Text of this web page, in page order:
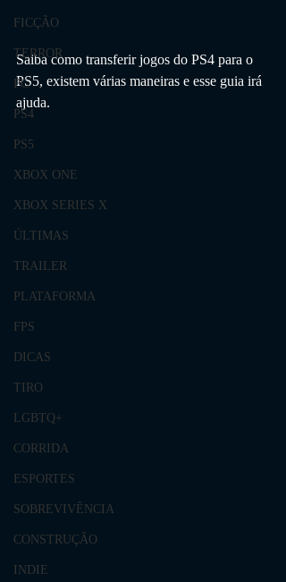
FICÇÃO
TERROR
PC
PS4
PS5
XBOX ONE
XBOX SERIES X
ÚLTIMAS
TRAILER
PLATAFORMA
FPS
DICAS
TIRO
LGBTQ+
CORRIDA
ESPORTES
SOBREVIVÊNCIA
CONSTRUÇÃO
INDIE
Saiba como transferir jogos do PS4 para o
PS5, existem várias maneiras e esse guia irá
ajuda.